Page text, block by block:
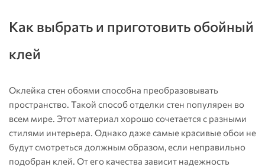
Как выбрать и приготовить обойный
клей
Оклейка стен обоями способна преобразовывать
пространство. Такой способ отделки стен популярен во
всем мире. Этот материал хорошо сочетается с разными
стилями интерьера. Однако даже самые красивые обои не
будут смотреться должным образом, если неправильно
подобран клей. От его качества зависит надежность